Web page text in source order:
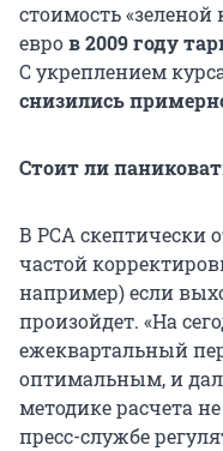
стоимость «зеленой
евров 2009 году
С укреплением
снизились
Стоит ли
В РСА скептически
частой
например) если
произойдет. «На
ежеквартальный
оптимальным, и
методике расчета
пресс-службе